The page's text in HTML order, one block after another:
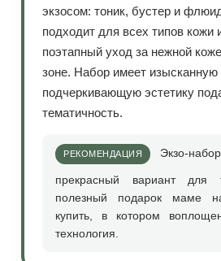
экзосом: тоник, бустер и
подходит для всех типов кожи
поэтапный уход за нежной
зоне. Набор имеет изысканную
подчеркивающую эстетику
тематичность.
Экзо-
прекрасный вариант для
полезный подарок маме
купить, в котором
технология.